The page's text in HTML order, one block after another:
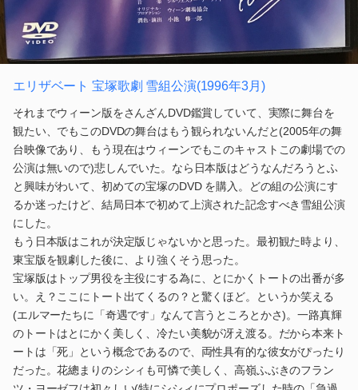
エリザベート 宝塚歌劇 雪組公演(1996年3月)
それまでウィーン版をさんざんDVD鑑賞していて、実際に舞台を
観たい、でもこのDVDの舞台はもう観られないんだと(2005年の舞
台映像であり、もう現在はウィーンでもこのキャストこの劇場での
公演は無いので)悲しんでいた。なら日本版はどうなんだろうとふ
と興味がわいて、初めての宝塚のDVD を購入。どの組の公演にす
るか迷ったけど、結局日本で初めて上演された記念すべき雪組公演
にした。
もう日本版はこれが決定版じゃないかと思った。最初観た時より、
東宝版を観劇した後に、より強くそう思った。
宝塚版はトップ男役を主役にする為に、とにかくトートの出番が多
い。え？ここにトート出てくるの？と驚くほど。というか笑える
(エルマーたちに「奇遇です」なんて言うところとかさ)。一路真輝
のトートはとにかく美しく、冷たい美貌が冴え渡る。だから本来ト
ートは「死」という概念であるので、両性具有的な彼女がぴったり
だった。花總まりのシシィも可憐で美しく、高嶺ふぶきのフラン